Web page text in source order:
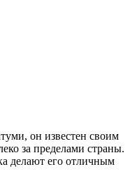
он известен своим
за пределами страны.
делают его отличным